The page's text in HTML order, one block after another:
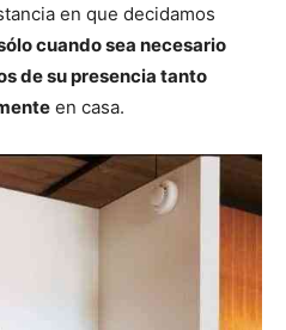
en que decidamos
cuando sea necesario
de su presencia tanto
en casa.